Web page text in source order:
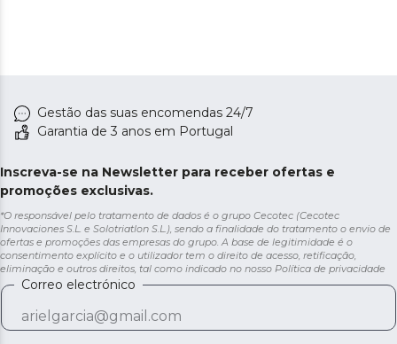
Gestão das suas encomendas 24/7
Garantia de 3 anos em Portugal
Inscreva-se na Newsletter para receber ofertas e
promoções exclusivas.
*O responsável pelo tratamento de dados é o grupo Cecotec (Cecotec
Innovaciones S.L. e Solotriatlon S.L.), sendo a finalidade do tratamento o envio de
ofertas e promoções das empresas do grupo. A base de legitimidade é o
consentimento explícito e o utilizador tem o direito de acesso, retificação,
eliminação e outros direitos, tal como indicado no nosso Política de privacidade
Correo electrónico